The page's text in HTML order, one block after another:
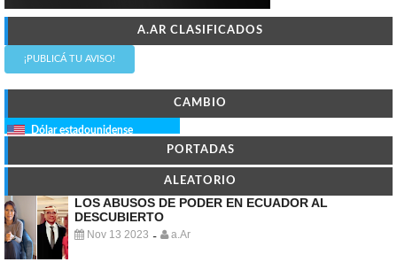
A.AR CLASIFICADOS
¡PUBLICÁ TU AVISO!
CAMBIO
Dólar estadounidense
PORTADAS
ALEATORIO
LOS ABUSOS DE PODER EN ECUADOR AL
DESCUBIERTO
Nov 13 2023 - a.Ar